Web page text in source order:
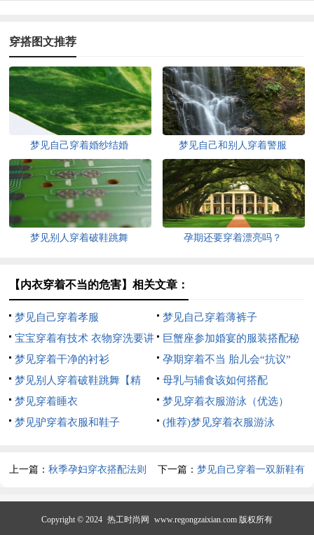
穿搭图文推荐
梦见自己穿着婚纱结婚 梦见自己和别人穿着警服
梦见别人穿着破鞋跳舞 孕期还要穿着漂亮吗？
【内衣穿着不当的危害】相关文章：
梦见自己穿着孝服
梦见自己穿着薄裤子
宝宝穿着有技术 衣物穿洗要讲
究
巨蟹座参加婚宴的服装搭配秘
籍
梦见穿着干净的衬衫
孕期穿着不当 胎儿会“抗议”
梦见别人穿着破鞋跳舞【精
华】
母乳与辅食该如何搭配
梦见穿着睡衣
梦见穿着衣服游泳（优选）
梦见驴穿着衣服和鞋子
(推荐)梦见穿着衣服游泳
上一篇：秋季孕妇穿衣搭配法则 下一篇： 梦见自己穿着一双新鞋有
Copyright © 2024 热工时尚网 www.regongzaixian.com 版权所有